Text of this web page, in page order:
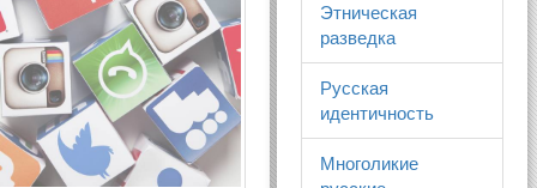
Этническая
разведка
Русская
идентичность
Многоликие